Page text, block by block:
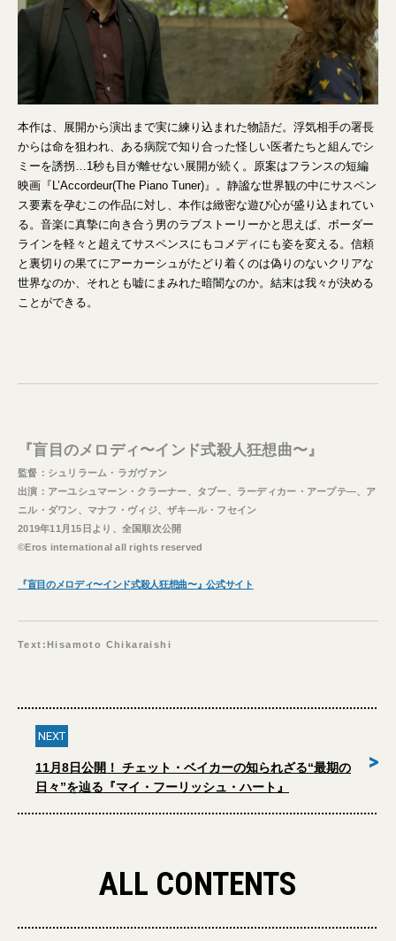
本作は、展開から演出まで実に練り込まれた物語だ。浮気相手の署長
からは命を狙われ、ある病院で知り合った怪しい医者たちと組んでシ
ミーを誘拐…1秒も目が離せない展開が続く。原案はフランスの短編
映画『L’Accordeur(The Piano Tuner)』。静謐な世界観の中にサスペン
ス要素を孕むこの作品に対し、本作は緻密な遊び心が盛り込まれてい
る。音楽に真摯に向き合う男のラブストーリーかと思えば、ボーダー
ラインを軽々と超えてサスペンスにもコメディにも姿を変える。信頼
と裏切りの果てにアーカーシュがたどり着くのは偽りのないクリアな
世界なのか、それとも嘘にまみれた暗闇なのか。結末は我々が決める
ことができる。
『盲目のメロディ〜インド式殺人狂想曲〜』
監督：シュリラーム・ラガヴァン
出演：アーユシュマーン・クラーナー、タブー、ラーディカー・アープテ―、ア
ニル・ダワン、マナフ・ヴィジ、ザキ―ル・フセイン
2019年11月15日より、全国順次公開
©Eros international all rights reserved
『盲目のメロディ〜インド式殺人狂想曲〜』公式サイト
Text:Hisamoto Chikaraishi
NEXT
11月8日公開！ チェット・ベイカーの知られざる“最期の
日々”を辿る『マイ・フーリッシュ・ハート』
>
ALL CONTENTS